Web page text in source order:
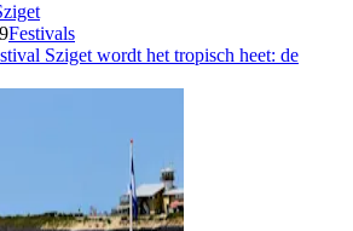
Festivals
Sziget wordt het tropisch heet: de